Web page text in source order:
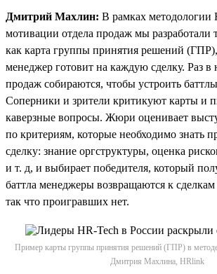
Дмитрий Махлин: В рамках методологии
мотивации отдела продаж мы разработали
как карта группы принятия решений
менеджер готовит на каждую сделку. Раз
продаж собираются, чтобы устроить
Соперники и зрители критикуют карты и
каверзные вопросы. Жюри оценивает
по критериям, которые необходимо знать
сделку: знание оргструктуры, оценка
и т. д, и выбирает победителя, который
баттла менеджеры возвращаются к
так что проигравших нет.
Пример карты группы принятия решений (ГПР) в
Дмитрия Махлина, HRlink